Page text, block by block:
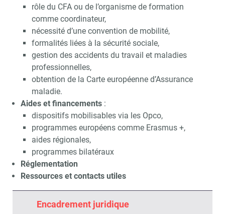
rôle du CFA ou de l’organisme de formation
comme coordinateur,
nécessité d’une convention de mobilité,
formalités liées à la sécurité sociale,
gestion des accidents du travail et maladies
professionnelles,
obtention de la Carte européenne d’Assurance
maladie.
Aides et financements:
dispositifs mobilisables via les Opco,
programmes européens comme Erasmus +,
aides régionales,
programmes bilatéraux
Réglementation
Ressources et contacts utiles
Encadrement juridique